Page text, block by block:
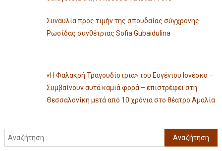
Συναυλία προς τιμήν της σπουδαίας σύγχρονης
Ρωσίδας συνθέτριας Sofia Gubaidulina
«Η Φαλακρή Τραγουδίστρια» του Ευγένιου Ιονέσκο –
Συμβαίνουν αυτά καμιά φορά – επιστρέφει στη
Θεσσαλονίκη μετά από 10 χρόνια στο θέατρο Αμαλία